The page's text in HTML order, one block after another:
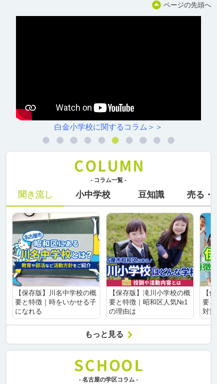
ページの先頭へ
村雲小学校に関するコ
- コラム一覧 -
聞き流し 小中学校 豆知識 売る・
【保存版】川名中学校の概
要と特徴｜時をいかせる子
になれる
【保存版】滝川小学校の概
要と特徴｜昭和区人気№1
の理由は
【
要
対
もっと見る
- 名古屋の学区コラム -